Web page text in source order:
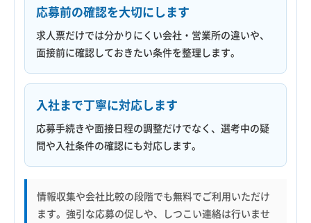
応募前の確認を大切にします
求人票だけでは分かりにくい会社・営業所の違いや、
面接前に確認しておきたい条件を整理します。
入社まで丁寧に対応します
応募手続きや面接日程の調整だけでなく、選考中の疑
問や入社条件の確認にも対応します。
情報収集や会社比較の段階でも無料でご利用いただけ
ます。強引な応募の促しや、しつこい連絡は行いませ